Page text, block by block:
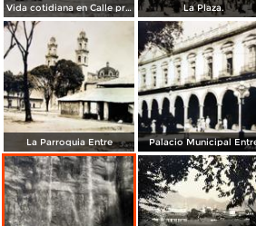
Vida cotidiana en Calle principal. La Plaza.
La Parroquia Entre Palacio Municipal